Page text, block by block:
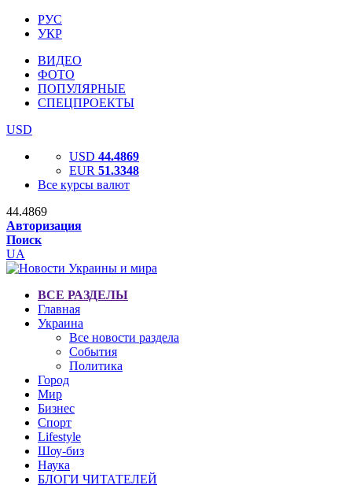
РУС
УКР
ВИДЕО
ФОТО
ПОПУЛЯРНЫЕ
СПЕЦПРОЕКТЫ
USD
USD 44.4869
EUR 51.3348
Все курсы валют
44.4869
Авторизация
Поиск
UA
ВСЕ РАЗДЕЛЫ
Главная
Украина
Все новости раздела
События
Политика
Город
Мир
Бизнес
Спорт
Lifestyle
Шоу-биз
Наука
БЛОГИ ЧИТАТЕЛЕЙ